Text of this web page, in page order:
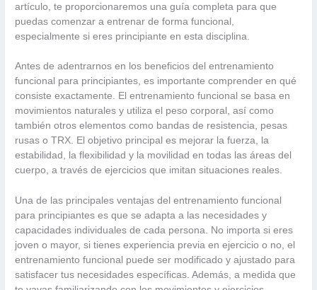
artículo, te proporcionaremos una guía completa para que
puedas comenzar a entrenar de forma funcional,
especialmente si eres principiante en esta disciplina.
Antes de adentrarnos en los beneficios del entrenamiento
funcional para principiantes, es importante comprender en qué
consiste exactamente. El entrenamiento funcional se basa en
movimientos naturales y utiliza el peso corporal, así como
también otros elementos como bandas de resistencia, pesas
rusas o TRX. El objetivo principal es mejorar la fuerza, la
estabilidad, la flexibilidad y la movilidad en todas las áreas del
cuerpo, a través de ejercicios que imitan situaciones reales.
Una de las principales ventajas del entrenamiento funcional
para principiantes es que se adapta a las necesidades y
capacidades individuales de cada persona. No importa si eres
joven o mayor, si tienes experiencia previa en ejercicio o no, el
entrenamiento funcional puede ser modificado y ajustado para
satisfacer tus necesidades específicas. Además, a medida que